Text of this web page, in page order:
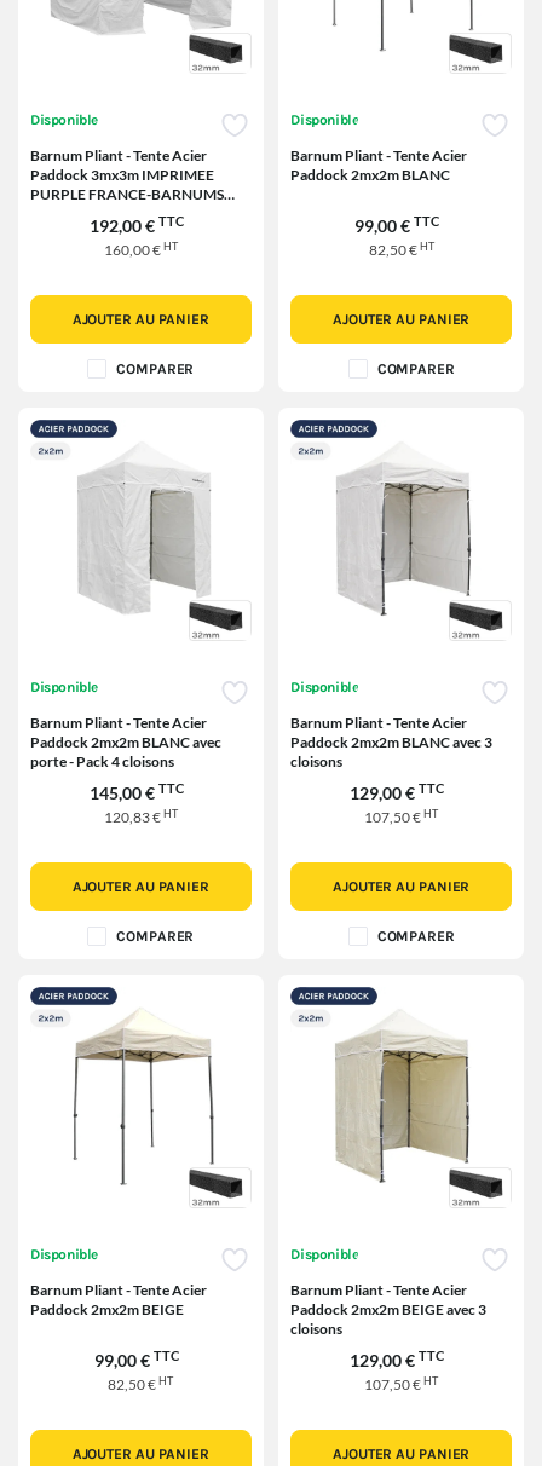
Disponible
Barnum Pliant - Tente Acier
Paddock 3mx3m IMPRIMEE
PURPLE FRANCE-BARNUMS
avec porte - Pack 4 cloisons
192,00 € TTC
160,00 €HT
AJOUTER AU PANIER
COMPARER
Disponible
Barnum Pliant - Tente Acier
Paddock 2mx2m BLANC
99,00 € TTC
82,50 €HT
AJOUTER AU PANIER
COMPARER
Disponible
Barnum Pliant - Tente Acier
Paddock 2mx2m BLANC avec
porte - Pack 4 cloisons
145,00 € TTC
120,83 €HT
AJOUTER AU PANIER
COMPARER
Disponible
Barnum Pliant - Tente Acier
Paddock 2mx2m BLANC avec 3
cloisons
129,00 € TTC
107,50 €HT
AJOUTER AU PANIER
COMPARER
Disponible
Barnum Pliant - Tente Acier
Paddock 2mx2m BEIGE
99,00 € TTC
82,50 €HT
AJOUTER AU PANIER
Disponible
Barnum Pliant - Tente Acier
Paddock 2mx2m BEIGE avec 3
cloisons
129,00 € TTC
107,50 €HT
AJOUTER AU PANIER